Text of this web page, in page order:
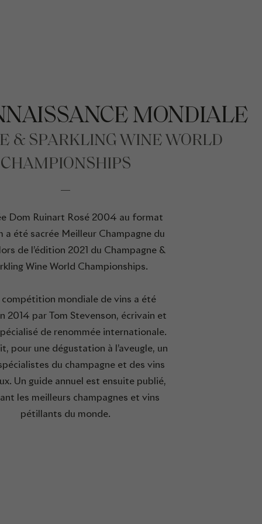
MONDIALE
& SPARKLING WINE WORLD
CHAMPIONSHIPS
Dom Ruinart Rosé 2004 au format
a été sacrée Meilleur Champagne du
de l’édition 2021 du Champagne &
Wine World Championships.
mondiale de vins a été
2014 par Tom Stevenson, écrivain et
de renommée internationale.
pour une dégustation à l’aveugle, un
du champagne et des vins
Un guide annuel est ensuite publié,
les meilleurs champagnes et vins
pétillants du monde.